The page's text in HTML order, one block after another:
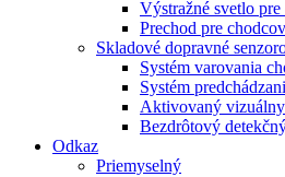
Výstražné svetlo
Prechod pre
Skladové dopravné
Systém varovania
Systém
Aktivovaný
Bezdrôtový
Odkaz
Priemyselný